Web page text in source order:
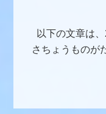
以下の文章は
さちょうものが